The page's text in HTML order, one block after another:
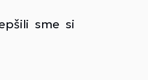
sme si